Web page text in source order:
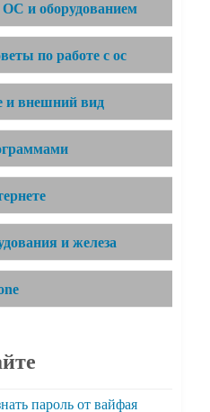
и оборудованием
по работе с ос
и внешний вид
и железа
пароль от вайфая